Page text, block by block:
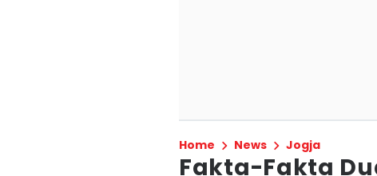
Home News Jogja
Fakta-Fakta